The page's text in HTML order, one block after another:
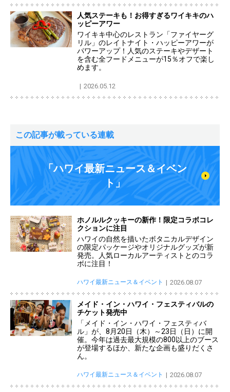
人気ステーキも！お得すぎるワイキキのハ
ッピーアワー
ワイキキ中心のレストラン「ファイヤーグ
リル」のレイトナイト・ハッピーアワーが
パワーアップ！人気のステーキやデザート
を含む全フードメニューが15％オフで楽し
めます。
2026.05.12
この記事が載っている連載
「ハワイ最新ニュース＆イベン
ト」
ホノルルクッキーの新作！限定コラボコレ
クションに注目
ハワイの自然を描いたボタニカルデザイン
の限定パッケージやオリジナルグッズが新
発売。人気ローカルアーティストとのコラ
ボに注目！
ハワイ最新ニュース＆イベント 2026.08.07
メイド・イン・ハワイ・フェスティバルの
チケット発売中
「メイド・イン・ハワイ・フェスティバ
ル」が、8月20日（木）～23日（日）に開
催。今年は過去最大規模の800以上のブース
が登場するほか、新たな企画も盛りだくさ
ん。
ハワイ最新ニュース＆イベント 2026.08.07